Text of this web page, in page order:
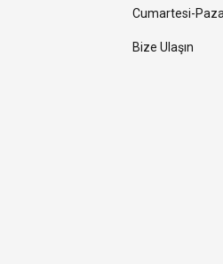
Cumartesi-
Bize Ulaşın